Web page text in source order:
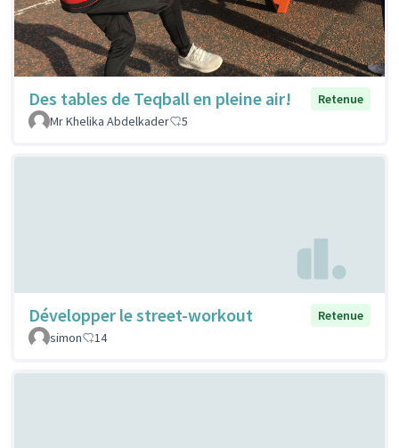
Des tables de Teqball en pleine air!
Retenue
Mr Khelika Abdelkader
5
Développer le street-workout
Retenue
simon
14